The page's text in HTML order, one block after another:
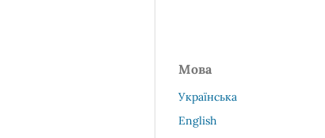
Мова
Українська
English